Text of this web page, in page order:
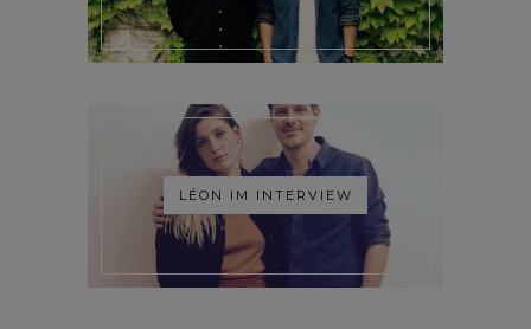
LÉON IM INTERVIEW